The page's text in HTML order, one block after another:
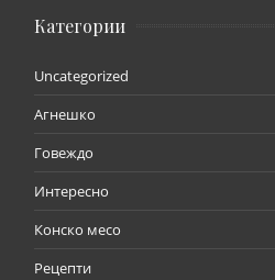
Категории
Uncategorized
Агнешко
Говеждо
Интересно
Конско месо
Рецепти